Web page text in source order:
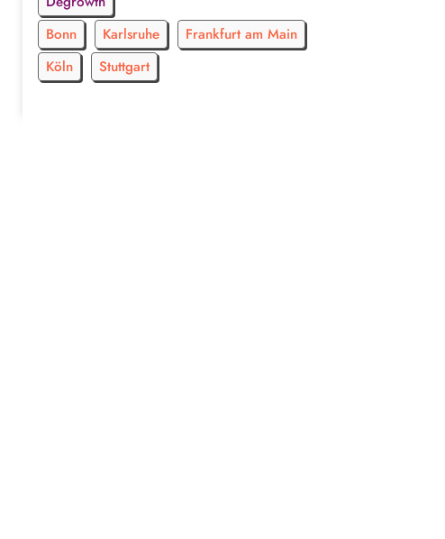
Bonn
Karlsruhe
Frankfurt am Main
Köln
Stuttgart